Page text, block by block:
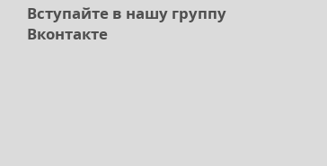
Вступайте в нашу группу
Вконтакте